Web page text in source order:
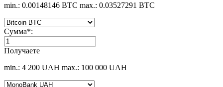
min.: 0.00148146 BTC max.: 0.03527291 BTC
Сумма*:
Получаете
min.: 4 200 UAH max.: 100 000 UAH